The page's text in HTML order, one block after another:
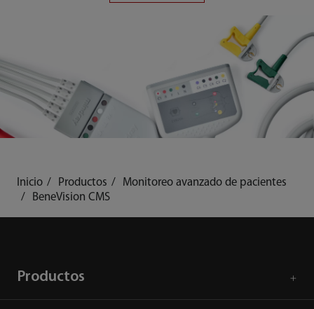
Inicio Productos
Monitoreo avanzado de pacientes
BeneVision CMS
Productos